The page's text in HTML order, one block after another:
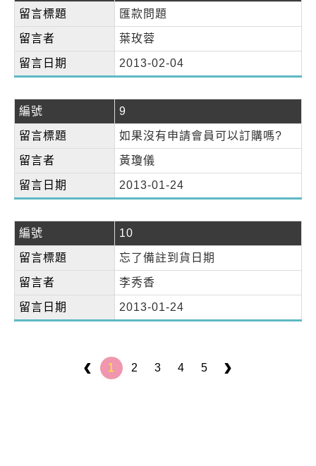
留言標題 匯款問題
留言者 葉玫蓉
留言日期 2013-02-04
編號 9
留言標題 如果沒有申請會員可以訂購嗎?
留言者 黃瓊儀
留言日期 2013-01-24
編號 10
留言標題 忘了備註到貨日期
留言者 李秀香
留言日期 2013-01-24
1 2 3 4 5